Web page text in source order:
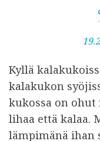
J
l
k
a
i
s
Kyllä
kalakukon
kukossa on
lihaa että kalaa.
lämpimänä ihan